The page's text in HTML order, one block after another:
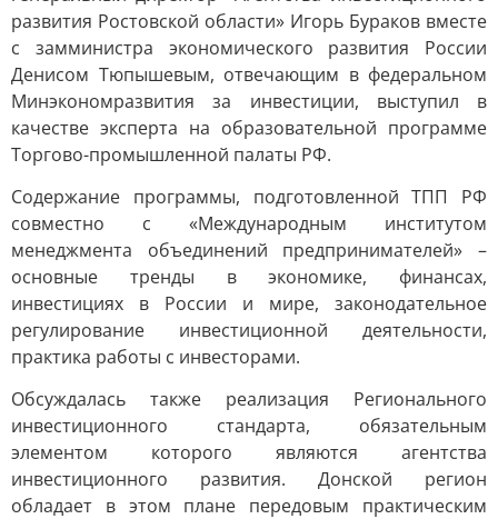
развития Ростовской области» Игорь Бураков вместе
с замминистра экономического развития России
Денисом Тюпышевым, отвечающим в федеральном
Минэкономразвития за инвестиции, выступил в
качестве эксперта на образовательной программе
Торгово-промышленной палаты РФ.
Содержание программы, подготовленной ТПП РФ
совместно с «Международным институтом
менеджмента объединений предпринимателей» –
основные тренды в экономике, финансах,
инвестициях в России и мире, законодательное
регулирование инвестиционной деятельности,
практика работы с инвесторами.
Обсуждалась также реализация Регионального
инвестиционного стандарта, обязательным
элементом которого являются агентства
инвестиционного развития. Донской регион
обладает в этом плане передовым практическим